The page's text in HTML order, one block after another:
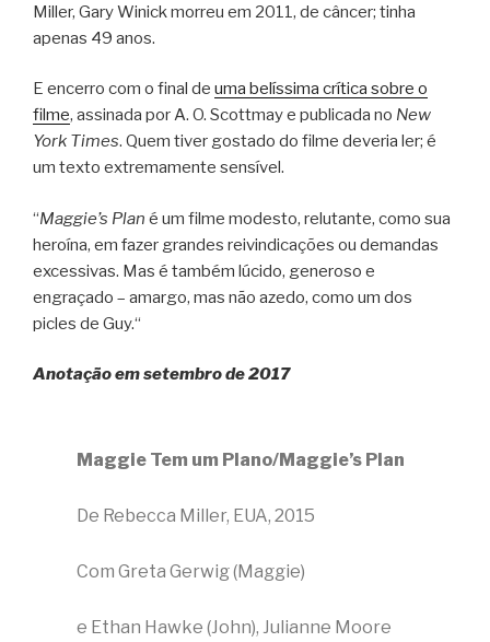
Miller, Gary Winick morreu em 2011, de câncer; tinha
apenas 49 anos.
E encerro com o final de uma belíssima crítica sobre o
filme, assinada por A. O. Scottmay e publicada no New
York Times. Quem tiver gostado do filme deveria ler; é
um texto extremamente sensível.
“Maggie’s Plan é um filme modesto, relutante, como sua
heroína, em fazer grandes reivindicações ou demandas
excessivas. Mas é também lúcido, generoso e
engraçado – amargo, mas não azedo, como um dos
picles de Guy.“
Anotação em setembro de 2017
Maggie Tem um Plano/Maggie’s Plan
De Rebecca Miller, EUA, 2015
Com Greta Gerwig (Maggie)
e Ethan Hawke (John), Julianne Moore